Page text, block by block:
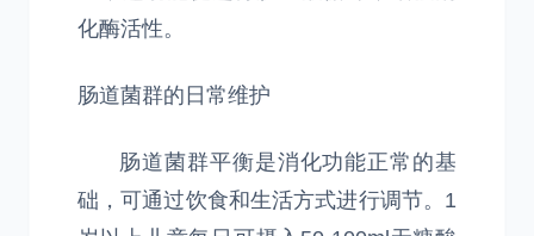
化酶活性。
肠道菌群的日常维护
肠道菌群平衡是消化功能正常的基
础，可通过饮食和生活方式进行调节。1